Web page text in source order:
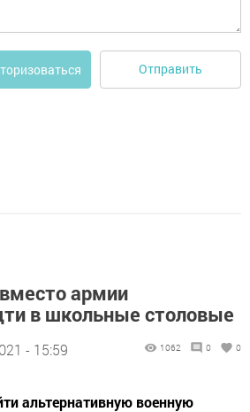
Отправить
армии
в школьные столовые
- 15:59 1062 0 0
альтернативную военную